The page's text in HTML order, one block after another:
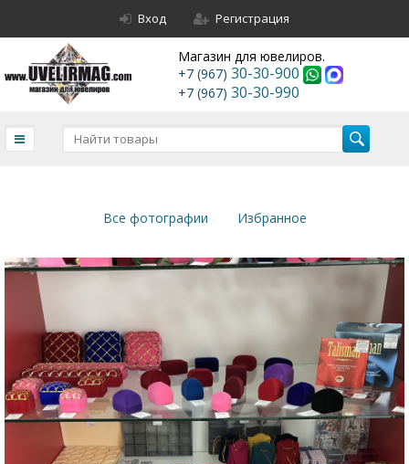
Вход Регистрация
Магазин для ювелиров.
+7 (967) 30-30-900
+7 (967) 30-30-990
Все фотографии Избранное